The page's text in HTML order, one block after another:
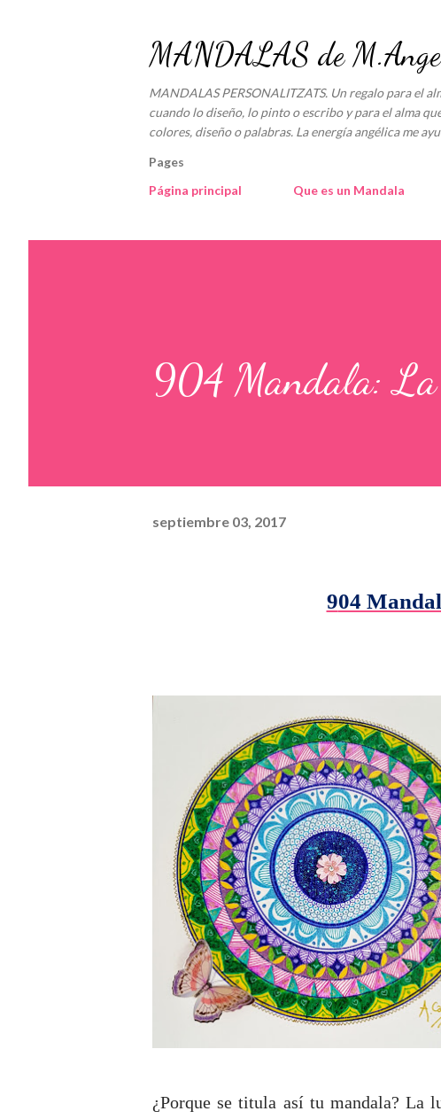
MANDALAS de
MANDALAS PERSONALITZATS. Un regalo para el
cuando lo diseño, lo pinto o escribo y para el alma
colores, diseño o palabras. La energía angélica me
Pages
Página principal
Que es un Mandala
904 Mandala: La
septiembre 03, 2017
904
¿Porque se titula así tu mandala? La